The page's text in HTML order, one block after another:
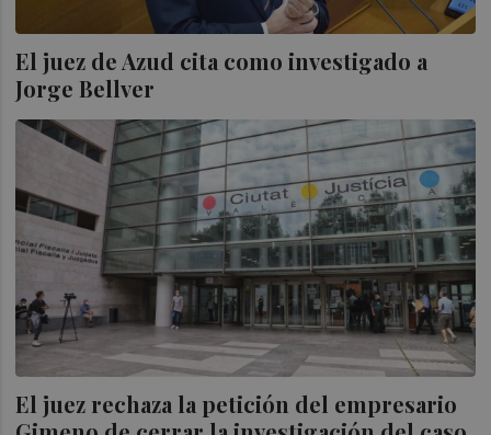
El juez de Azud cita como investigado a
Jorge Bellver
El juez rechaza la petición del empresario